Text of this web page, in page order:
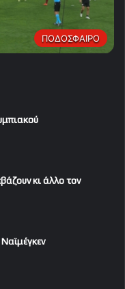
ΠΟΔΟΣΦΑΙΡΟ
κι άλλο τον